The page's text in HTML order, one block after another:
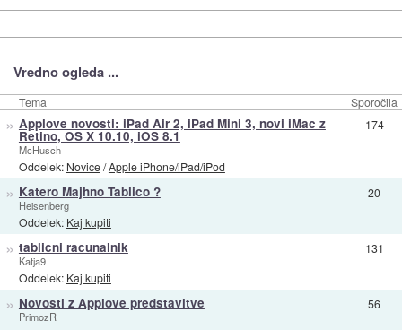
Vredno ogleda ...
Tema Sporočila
» Applove novosti: iPad Air 2, iPad Mini 3, novi iMac z
Retino, OS X 10.10, iOS 8.1
McHusch
Oddelek: Novice/Apple iPhone/iPad/iPod
174
» Katero Majhno Tablico ?
Heisenberg
Oddelek: Kaj kupiti
20
» tablicni racunalnik
Katja9
Oddelek: Kaj kupiti
131
» Novosti z Applove predstavitve
PrimozR
56